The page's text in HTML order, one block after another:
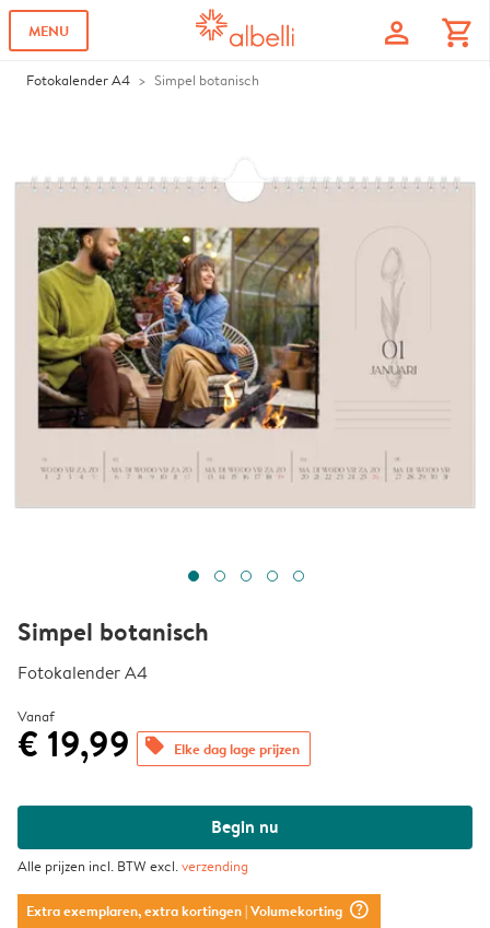
MENU profile shopping_cart
Fotokalender A4 Simpel botanisch
Simpel botanisch
Fotokalender A4
Vanaf
€ 19,99 offers Elke dag lage prijzen
Begin nu
Alle prijzen incl. BTW excl.verzending
Extra exemplaren, extra kortingen| Volumekorting question_mark_circle